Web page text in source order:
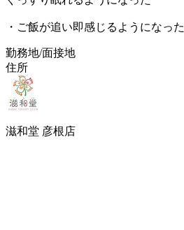
・ご飯が追い即感じるようになった
勤務地/面接地
住所
滋和堂 彦根店